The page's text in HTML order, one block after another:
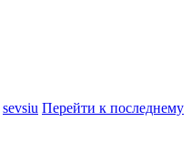
sevsiu Перейти к последнему